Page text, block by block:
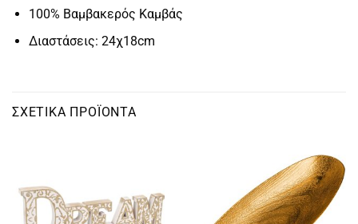
100% Βαμβακερός Καμβάς
Διαστάσεις: 24χ18cm
ΣΧΕΤΙΚΆ ΠΡΟΪΌΝΤΑ